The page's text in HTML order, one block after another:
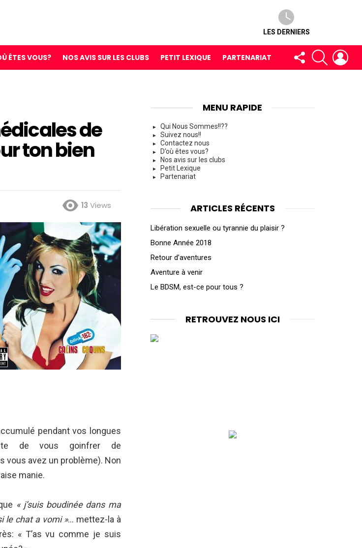
LES DERNIERS
ÊTES VOUS? NOS AVIS SUR LES CLUBS PETIT LEXIQUE PARTENARIAT
FOLLOW
US
de
ton bien
13 Views
pendant vos longues
de vous goinfrer de
avez un problème). Non
manie.
« j’suis boudinée dans ma
le chat a vomi »… mettez-la à
« T’as vu comme je suis
MENU RAPIDE
Qui Nous Sommes!!??
Suivez nous!!
Contactez nous
D’où êtes vous?
Nos avis sur les clubs
Petit Lexique
Partenariat
ARTICLES RÉCENTS
Libération sexuelle ou tyrannie du plaisir ?
Bonne Année 2018
Retour d’aventures
Aventure à venir
Le BDSM, est-ce pour tous ?
RETROUVEZ NOUS ICI